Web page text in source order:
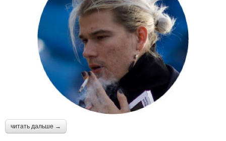
читать дальше →